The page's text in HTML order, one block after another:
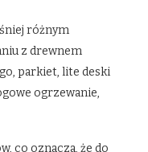
różnym
z drewnem
parkiet, lite deski
ogrzewanie,
co oznacza, że do